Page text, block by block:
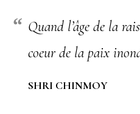
Quand l’âge de la
coeur de la paix
SHRI CHINMOY